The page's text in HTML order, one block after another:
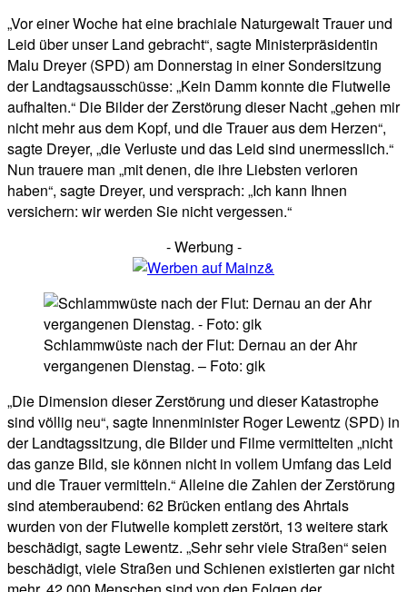
„Vor einer Woche hat eine brachiale Naturgewalt Trauer und
Leid über unser Land gebracht“, sagte Ministerpräsidentin
Malu Dreyer (SPD) am Donnerstag in einer Sondersitzung
der Landtagsausschüsse: „Kein Damm konnte die Flutwelle
aufhalten.“ Die Bilder der Zerstörung dieser Nacht „gehen mir
nicht mehr aus dem Kopf, und die Trauer aus dem Herzen“,
sagte Dreyer, „die Verluste und das Leid sind unermesslich.“
Nun trauere man „mit denen, die ihre Liebsten verloren
haben“, sagte Dreyer, und versprach: „Ich kann Ihnen
versichern: wir werden Sie nicht vergessen.“
- Werbung -
Schlammwüste nach der Flut: Dernau an der Ahr
vergangenen Dienstag. – Foto: gik
„Die Dimension dieser Zerstörung und dieser Katastrophe
sind völlig neu“, sagte Innenminister Roger Lewentz (SPD) in
der Landtagssitzung, die Bilder und Filme vermittelten „nicht
das ganze Bild, sie können nicht in vollem Umfang das Leid
und die Trauer vermitteln.“ Alleine die Zahlen der Zerstörung
sind atemberaubend: 62 Brücken entlang des Ahrtals
wurden von der Flutwelle komplett zerstört, 13 weitere stark
beschädigt, sagte Lewentz. „Sehr sehr viele Straßen“ seien
beschädigt, viele Straßen und Schienen existierten gar nicht